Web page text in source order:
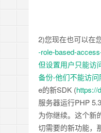
2)您现在也可以在
-role-based-
但设置用户只能访
备份-他们不能访
e的新SDK (https://
服务器运行PHP
为你继续。这个新
切需要的新功能，